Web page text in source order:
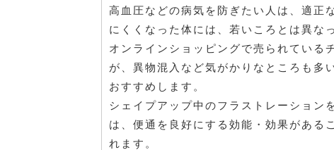
高血圧などの病気を防ぎたい人は、適正
にくくなった体には、若いころとは異な
オンラインショッピングで売られている
が、異物混入など気がかりなところも多
おすすめします。
シェイプアップ中のフラストレーション
は、便通を良好にする効能・効果がある
れます。